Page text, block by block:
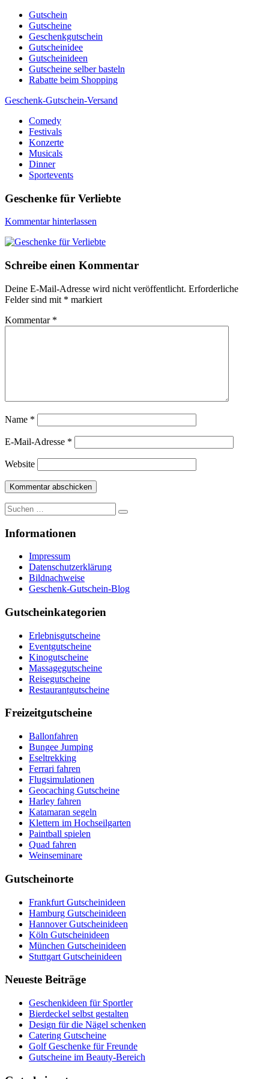
Skip
content
Gutschein
Gutscheine
Geschenkgutschein
Gutscheinidee
Gutscheinideen
Gutscheine selber basteln
Rabatte beim Shopping
Geschenk-Gutschein-Versand
Gutscheine, Gutscheinsprüche und Geschenkideen
Comedy
Festivals
Konzerte
Musicals
Dinner
Sportevents
Geschenke für Verliebte
Kommentar hinterlassen
Schreibe einen Kommentar
Deine E-Mail-Adresse wird nicht veröffentlicht. Erforderliche
Felder sind mit * markiert
Kommentar *
Name *
E-Mail-Adresse *
Website
Suche
nach:
Informationen
Impressum
Datenschutzerklärung
Bildnachweise
Geschenk-Gutschein-Blog
Gutscheinkategorien
Erlebnisgutscheine
Eventgutscheine
Kinogutscheine
Massagegutscheine
Reisegutscheine
Restaurantgutscheine
Freizeitgutscheine
Ballonfahren
Bungee Jumping
Eseltrekking
Ferrari fahren
Flugsimulationen
Geocaching Gutscheine
Harley fahren
Katamaran segeln
Klettern im Hochseilgarten
Paintball spielen
Quad fahren
Weinseminare
Gutscheinorte
Frankfurt Gutscheinideen
Hamburg Gutscheinideen
Hannover Gutscheinideen
Köln Gutscheinideen
München Gutscheinideen
Stuttgart Gutscheinideen
Neueste Beiträge
Geschenkideen für Sportler
Bierdeckel selbst gestalten
Design für die Nägel schenken
Catering Gutscheine
Golf Geschenke für Freunde
Gutscheine im Beauty-Bereich